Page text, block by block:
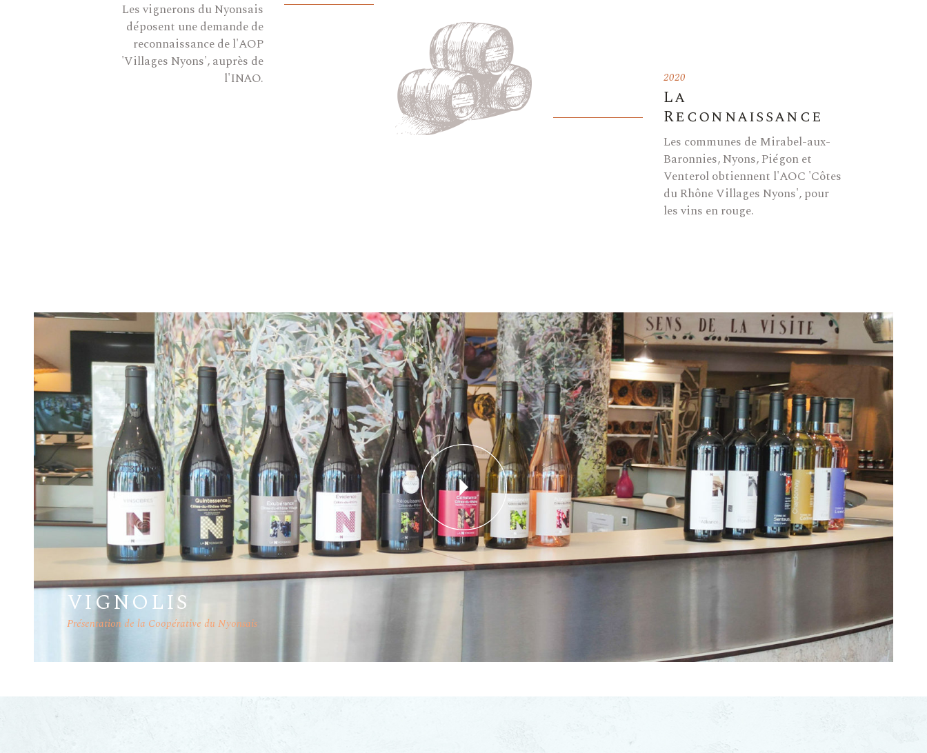
Les vignerons du Nyonsais
déposent une demande de
reconnaissance de l'AOP
'Villages Nyons', auprès de
l'INAO.
2020
La
Reconnaissance
Les communes de Mirabel-aux-
Baronnies, Nyons, Piégon et
Venterol obtiennent l'AOC 'Côtes
du Rhône Villages Nyons', pour
les vins en rouge.
VIGNOLIS
Présentation de la Coopérative du Nyonsais